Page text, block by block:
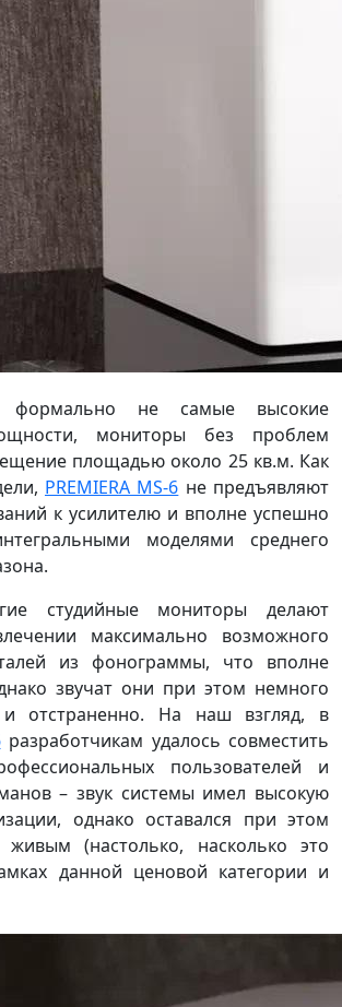
формально не самые высокие
мониторы без проблем
площадью около 25 кв.м. Как
PREMIERA MS-6 не предъявляют
к усилителю и вполне успешно
моделями среднего
студийные мониторы делают
максимально возможного
из фонограммы, что вполне
звучат они при этом немного
и отстраненно. На наш взгляд, в
разработчикам удалось совместить
пользователей и
– звук системы имел высокую
однако оставался при этом
(настолько, насколько это
данной ценовой категории и